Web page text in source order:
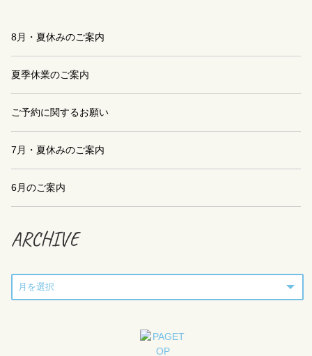
8月・夏休みのご案内
夏季休業のご案内
ご予約に関するお願い
7月・夏休みのご案内
6月のご案内
ARCHIVE